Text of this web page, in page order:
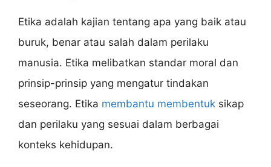
Etika adalah kajian tentang apa yang baik atau
buruk, benar atau salah dalam perilaku
manusia. Etika melibatkan standar moral dan
prinsip-prinsip yang mengatur tindakan
seseorang. Etika membantu membentuk sikap
dan perilaku yang sesuai dalam berbagai
konteks kehidupan.